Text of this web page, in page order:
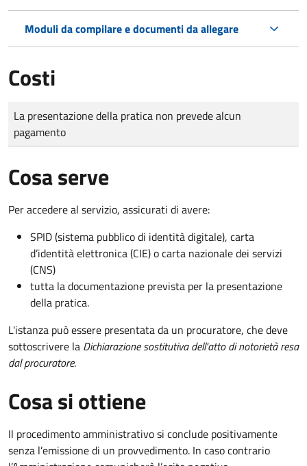
Moduli da compilare e documenti da allegare
Costi
Tipo di pagamento
Importo
La presentazione della pratica non prevede alcun
pagamento
Cosa serve
Per accedere al servizio, assicurati di avere:
SPID (sistema pubblico di identità digitale), carta
d’identità elettronica (CIE) o carta nazionale dei servizi
(CNS)
tutta la documentazione prevista per la presentazione
della pratica.
L'istanza può essere presentata da un procuratore, che deve
sottoscrivere la Dichiarazione sostitutiva dell'atto di notorietà resa
dal procuratore.
Cosa si ottiene
Il procedimento amministrativo si conclude positivamente
senza l’emissione di un provvedimento. In caso contrario